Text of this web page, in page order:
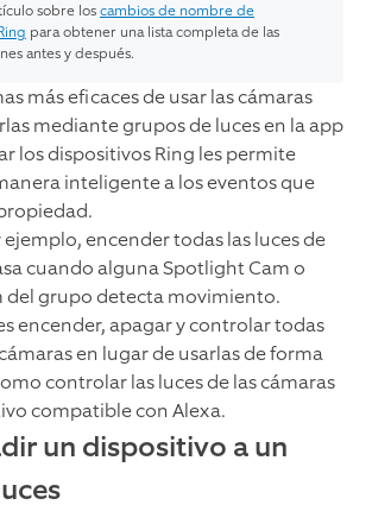
sobre loscambios de nombre de
para obtener una lista completa de las
antes y después.
más eficaces de usar las cámaras
mediante grupos de luces en la app
los dispositivos Ring les permite
inteligente a los eventos que
encender todas las luces de
cuando alguna Spotlight Cam o
del grupo detecta movimiento.
encender, apagar y controlar todas
en lugar de usarlas de forma
controlar las luces de las cámaras
compatible con Alexa.
un dispositivo a un